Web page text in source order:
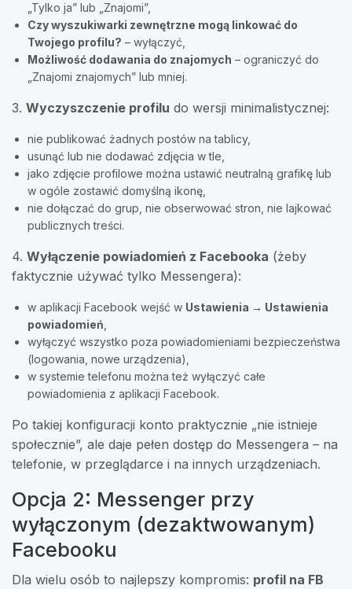
„Tylko ja” lub „Znajomi”,
Czy wyszukiwarki zewnętrzne mogą linkować do
Twojego profilu? – wyłączyć,
Możliwość dodawania do znajomych – ograniczyć do
„Znajomi znajomych” lub mniej.
3. Wyczyszczenie profilu do wersji minimalistycznej:
nie publikować żadnych postów na tablicy,
usunąć lub nie dodawać zdjęcia w tle,
jako zdjęcie profilowe można ustawić neutralną grafikę lub
w ogóle zostawić domyślną ikonę,
nie dołączać do grup, nie obserwować stron, nie lajkować
publicznych treści.
4. Wyłączenie powiadomień z Facebooka (żeby
faktycznie używać tylko Messengera):
w aplikacji Facebook wejść w Ustawienia → Ustawienia
powiadomień
wyłączyć wszystko poza powiadomieniami bezpieczeństwa
(logowania, nowe urządzenia),
w systemie telefonu można też wyłączyć całe
powiadomienia z aplikacji Facebook.
Po takiej konfiguracji konto praktycznie „nie istnieje
społecznie”, ale daje pełen dostęp do Messengera – na
telefonie, w przeglądarce i na innych urządzeniach.
Opcja 2: Messenger przy
wyłączonym (dezaktwowanym)
Facebooku
Dla wielu osób to najlepszy kompromis: profil na FB